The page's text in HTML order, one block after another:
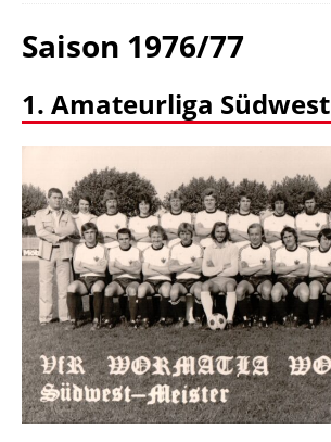
Saison 1976/77
1. Amateurliga Südwest